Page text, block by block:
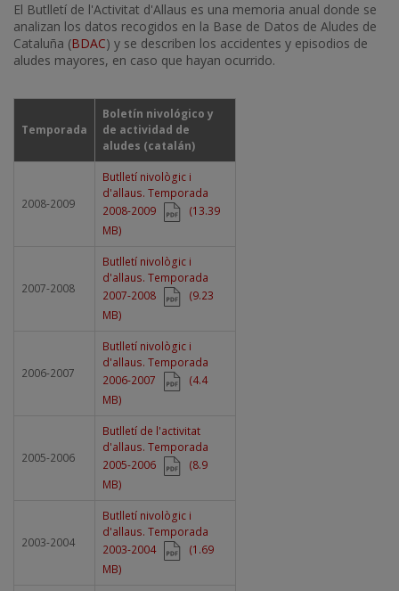
El Butlletí de l'Activitat d'Allaus es una memoria anual donde se
analizan los datos recogidos en la Base de Datos de Aludes de
Cataluña (BDAC) y se describen los accidentes y episodios de
aludes mayores, en caso que hayan ocurrido.
Temporada
Boletín nivológico y
de actividad de
aludes (catalán)
2008-2009
Document
Butlletí nivològic i
d'allaus. Temporada
2008-2009
(13.39
MB)
2007-2008
Document
Butlletí nivològic i
d'allaus. Temporada
2007-2008
(9.23
MB)
2006-2007
Document
Butlletí nivològic i
d'allaus. Temporada
2006-2007
(4.4
MB)
2005-2006
Document
Butlletí de l'activitat
d'allaus. Temporada
2005-2006
(8.9
MB)
2003-2004
Document
Butlletí nivològic i
d'allaus. Temporada
2003-2004
(1.69
MB)